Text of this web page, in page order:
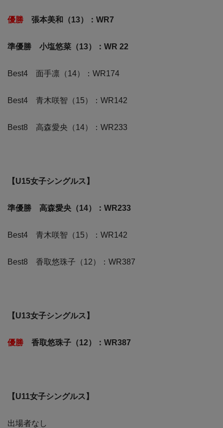
優勝 張本美和（13）：WR7
準優勝 小塩悠菜（13）：WR 22
Best4 面手凛（14）：WR174
Best4 青木咲智（15）：WR142
Best8 高森愛央（14）：WR233
【U15女子シングルス】
準優勝 高森愛央（14）：WR233
Best4 青木咲智（15）：WR142
Best8 香取悠珠子（12）：WR387
【U13女子シングルス】
優勝 香取悠珠子（12）：WR387
【U11女子シングルス】
出場者なし